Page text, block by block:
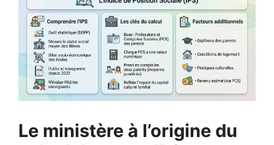
Le ministère à l’origine du